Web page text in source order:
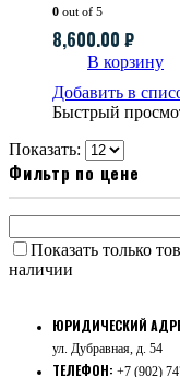
0 out of 5
8,600.00 ₽
В корзину
Добавить в
Быстрый
Показать:
Фильтр по цене
Показать только
наличии
ЮРИДИЧЕСКИЙ
ул. Дубравная, д. 54
ТЕЛЕФОН: +7 (902)